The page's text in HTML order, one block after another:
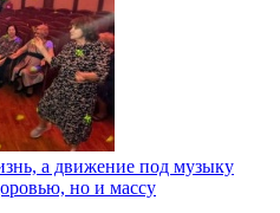
а движение под музыку
но и массу